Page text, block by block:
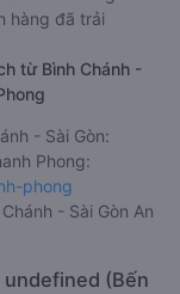
hàng đã trải
từ Bình Chánh -
- Sài Gòn:
Phong:
phong
- Sài Gòn An
undefined (Bến